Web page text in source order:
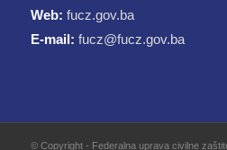
Web: fucz.gov.ba
E-mail: fucz@fucz.gov.ba
© Copyright - Federalna uprava civilne